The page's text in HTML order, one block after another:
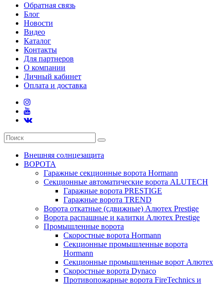
Обратная связь
Блог
Новости
Видео
Каталог
Контакты
Для партнеров
О компании
Личный кабинет
Оплата и доставка
Внешняя солнцезащита
ВОРОТА
Гаражные секционные ворота Hormann
Секционные автоматические ворота ALUTECH
Гаражные ворота PRESTIGE
Гаражные ворота TREND
Ворота откатные (сдвижные) Алютех Prestige
Ворота распашные и калитки Алютех Prestige
Промышленные ворота
Скоростные ворота Hormann
Секционные промышленные ворота
Hormann
Секционные промышленные ворот Алютех
Скоростные ворота Dynaco
Противопожарные ворота FireTechnics и